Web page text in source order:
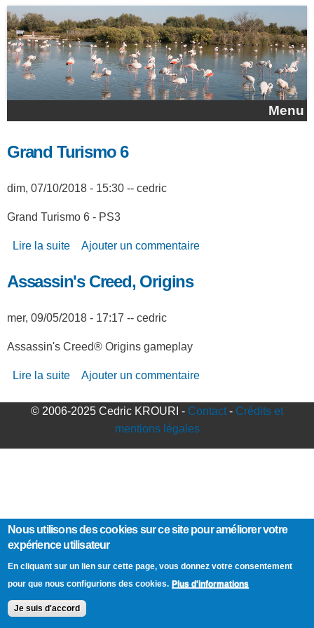
Aller au contenu principal
Menu
Grand Turismo 6
dim, 07/10/2018 - 15:30 -- cedric
Grand Turismo 6 - PS3
Lire la suite de Grand Turismo 6
Ajouter un commentaire
Assassin's Creed, Origins
mer, 09/05/2018 - 17:17 -- cedric
Assassin's Creed® Origins gameplay
Lire la suite de Assassin's Creed, Origins
Ajouter un commentaire
© 2006-2025 Cedric KROURI - Contact - Crédits et
mentions légales
Nous utilisons des cookies sur ce site pour améliorer votre
expérience utilisateur
En cliquant sur un lien sur cette page, vous donnez votre consentement
pour que nous configurions des cookies. Plus d'informations
Je suis d'accord